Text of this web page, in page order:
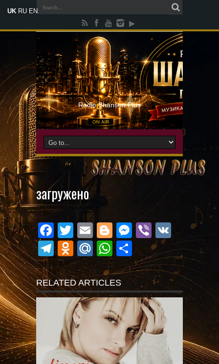
Radio Shanson Plus
загружено
Facebook
Twitter
EmailBlogger
Messenger
ViberVK
Telegram
Odnoklassniki
Mail.RuWhatsApp
Поділитися
RELATED ARTICLES
UK RU EN